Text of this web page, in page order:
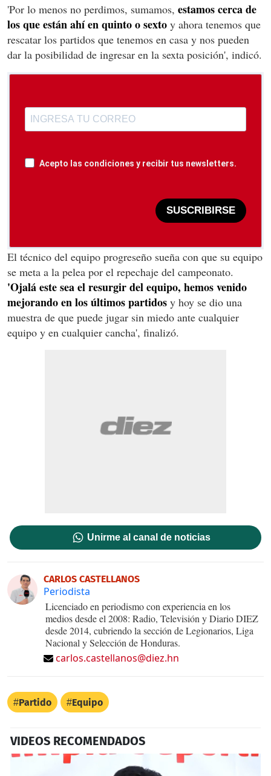
'Por lo menos no perdimos, sumamos, estamos cerca de
los que están ahí en quinto o sexto y ahora tenemos que
rescatar los partidos que tenemos en casa y nos pueden
dar la posibilidad de ingresar en la sexta posición', indicó.
Acepto las condiciones y recibir tus newsletters.
SUSCRIBIRSE
El técnico del equipo progreseño sueña con que su equipo
se meta a la pelea por el repechaje del campeonato.
'Ojalá este sea el resurgir del equipo, hemos venido
mejorando en los últimos partidos y hoy se dio una
muestra de que puede jugar sin miedo ante cualquier
equipo y en cualquier cancha', finalizó.
Unirme al canal de noticias
CARLOS CASTELLANOS
Periodista
Licenciado en periodismo con experiencia en los
medios desde el 2008: Radio, Televisión y Diario DIEZ
desde 2014, cubriendo la sección de Legionarios, Liga
Nacional y Selección de Honduras.
carlos.castellanos@diez.hn
Partido Equipo
VIDEOS RECOMENDADOS